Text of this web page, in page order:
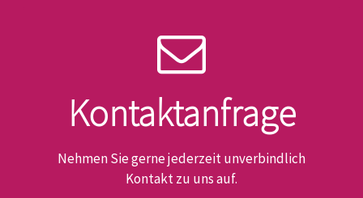
Kontaktanfrage
Nehmen Sie gerne jederzeit unverbindlich
Kontakt zu uns auf.
SCHREIBEN SIE UNS
Email: info@zahntechnik-plank.de